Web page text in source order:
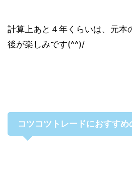
計算上あと４年くらいは、元本
後が楽しみです(^^)/
コツコツトレードにおすすめ